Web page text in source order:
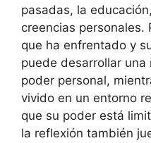
pasadas, la
creencias personales.
que ha enfrentado y
puede desarrollar una
poder personal,
vivido en un entorno
que su poder está
la reflexión también